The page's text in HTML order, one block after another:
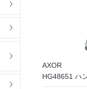
AXOR
HG48651 ハ